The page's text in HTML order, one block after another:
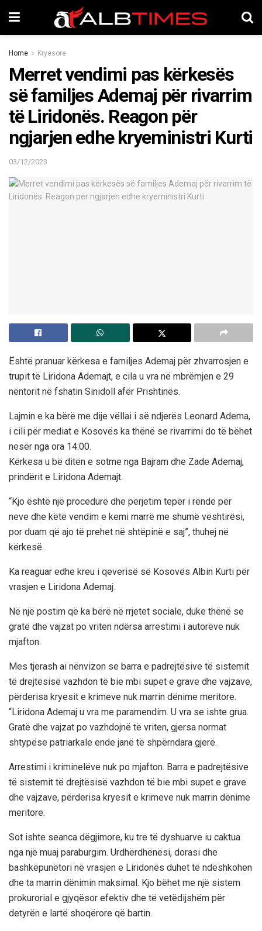
Home Kryesore
Merret vendimi pas kërkesës
së familjes Ademaj për rivarrim
të Liridonës. Reagon për
ngjarjen edhe kryeministri Kurti
03/12/2023
Është pranuar kërkesa e familjes Ademaj për zhvarrosjen e
trupit të Liridona Ademajt, e cila u vra në mbrëmjen e 29
nëntorit në fshatin Sinidoll afër Prishtinës.
Lajmin e ka bërë me dije vëllai i së ndjerës Leonard Adema,
i cili për mediat e Kosovës ka thënë se rivarrimi do të bëhet
nesër nga ora 14:00.
Kërkesa u bë ditën e sotme nga Bajram dhe Zade Ademaj,
prindërit e Liridona Ademajt.
“Kjo është një procedurë dhe përjetim tepër i rëndë për
neve dhe këtë vendim e kemi marrë me shumë vështirësi,
por duam që ajo të prehet në shtëpinë e saj”, thuhej në
kërkesë.
Ka reaguar edhe kreu i qeverisë së Kosovës Albin Kurti për
vrasjen e Liridona Ademaj.
Në një postim që ka bërë në rrjetet sociale, duke thënë se
gratë dhe vajzat po vriten ndërsa arrestimi i autorëve nuk
mjafton.
Mes tjerash ai nënvizon se barra e padrejtësive të sistemit
të drejtësisë vazhdon të bie mbi supet e grave dhe vajzave,
përderisa kryesit e krimeve nuk marrin dënime meritore.
“Liridona Ademaj u vra me paramendim. U vra se ishte grua.
Gratë dhe vajzat po vazhdojnë të vriten, gjersa normat
shtypëse patriarkale ende janë të shpërndara gjerë.
Arrestimi i kriminelëve nuk po mjafton. Barra e padrejtësive
të sistemit të drejtësisë vazhdon të bie mbi supet e grave
dhe vajzave, përderisa kryesit e krimeve nuk marrin dënime
meritore.
Sot ishte seanca dëgjimore, ku tre të dyshuarve iu caktua
nga një muaj paraburgim. Urdhërdhënësi, dorasi dhe
bashkëpunëtori në vrasjen e Liridonës duhet të ndëshkohen
dhe ta marrin dënimin maksimal. Kjo bëhet me një sistem
prokurorial e gjyqësor efektiv dhe të vetëdijshëm për
detyrën e lartë shoqërore që bartin.